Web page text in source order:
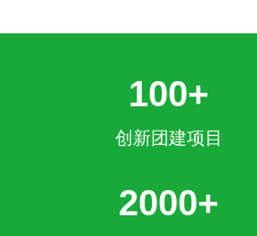
100+
创新团建项目
2000+